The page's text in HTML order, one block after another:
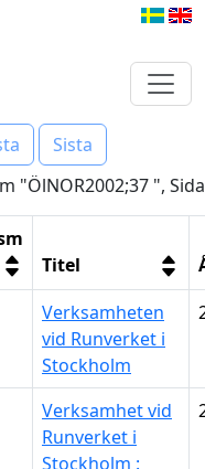
Sista
"ÖlNOR2002;37 ",
Titel
Verksamheten
vid Runverket i
Stockholm
Verksamhet vid
Runverket i
Stockholm :